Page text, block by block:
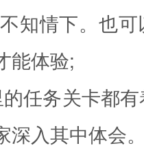
知情下。也可
能体验;
任务关卡都
入其中体会。